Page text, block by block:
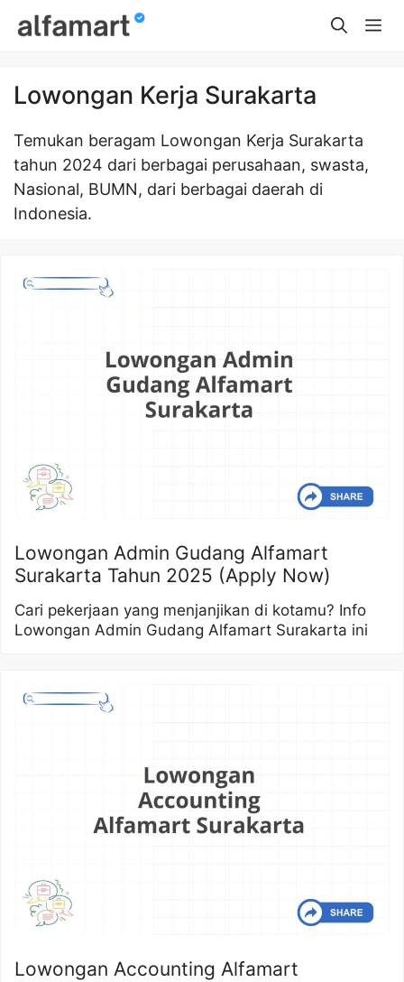
Lowongan Kerja Surakarta
Temukan beragam Lowongan Kerja Surakarta
tahun 2024 dari berbagai perusahaan, swasta,
Nasional, BUMN, dari berbagai daerah di
Indonesia.
Lowongan Admin Gudang Alfamart
Surakarta Tahun 2025 (Apply Now)
Cari pekerjaan yang menjanjikan di kotamu? Info
Lowongan Admin Gudang Alfamart Surakarta ini
Lowongan Accounting Alfamart